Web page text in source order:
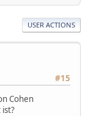
USER ACTIONS
#15
Cohen